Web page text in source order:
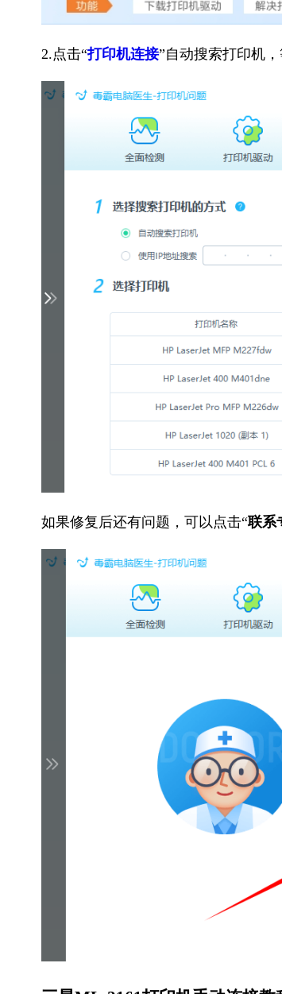
2.点击“打印机连接”自动搜索打印机
如果修复后还有问题，可以点击“联系